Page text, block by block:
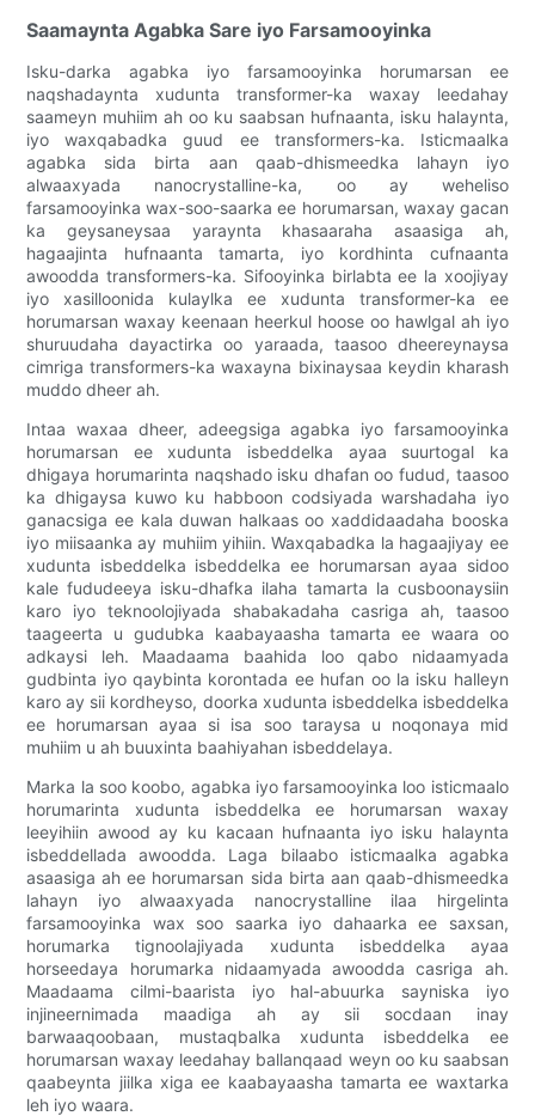
Saamaynta Agabka Sare iyo Farsamooyinka
Isku-darka agabka iyo farsamooyinka horumarsan ee
naqshadaynta xudunta transformer-ka waxay leedahay
saameyn muhiim ah oo ku saabsan hufnaanta, isku halaynta,
iyo waxqabadka guud ee transformers-ka. Isticmaalka
agabka sida birta aan qaab-dhismeedka lahayn iyo
alwaaxyada nanocrystalline-ka, oo ay weheliso
farsamooyinka wax-soo-saarka ee horumarsan, waxay gacan
ka geysaneysaa yaraynta khasaaraha asaasiga ah,
hagaajinta hufnaanta tamarta, iyo kordhinta cufnaanta
awoodda transformers-ka. Sifooyinka birlabta ee la xoojiyay
iyo xasilloonida kulaylka ee xudunta transformer-ka ee
horumarsan waxay keenaan heerkul hoose oo hawlgal ah iyo
shuruudaha dayactirka oo yaraada, taasoo dheereynaysa
cimriga transformers-ka waxayna bixinaysaa keydin kharash
muddo dheer ah.
Intaa waxaa dheer, adeegsiga agabka iyo farsamooyinka
horumarsan ee xudunta isbeddelka ayaa suurtogal ka
dhigaya horumarinta naqshado isku dhafan oo fudud, taasoo
ka dhigaysa kuwo ku habboon codsiyada warshadaha iyo
ganacsiga ee kala duwan halkaas oo xaddidaadaha booska
iyo miisaanka ay muhiim yihiin. Waxqabadka la hagaajiyay ee
xudunta isbeddelka isbeddelka ee horumarsan ayaa sidoo
kale fududeeya isku-dhafka ilaha tamarta la cusboonaysiin
karo iyo teknoolojiyada shabakadaha casriga ah, taasoo
taageerta u gudubka kaabayaasha tamarta ee waara oo
adkaysi leh. Maadaama baahida loo qabo nidaamyada
gudbinta iyo qaybinta korontada ee hufan oo la isku halleyn
karo ay sii kordheyso, doorka xudunta isbeddelka isbeddelka
ee horumarsan ayaa si isa soo taraysa u noqonaya mid
muhiim u ah buuxinta baahiyahan isbeddelaya.
Marka la soo koobo, agabka iyo farsamooyinka loo isticmaalo
horumarinta xudunta isbeddelka ee horumarsan waxay
leeyihiin awood ay ku kacaan hufnaanta iyo isku halaynta
isbeddellada awoodda. Laga bilaabo isticmaalka agabka
asaasiga ah ee horumarsan sida birta aan qaab-dhismeedka
lahayn iyo alwaaxyada nanocrystalline ilaa hirgelinta
farsamooyinka wax soo saarka iyo dahaarka ee saxsan,
horumarka tignoolajiyada xudunta isbeddelka ayaa
horseedaya horumarka nidaamyada awoodda casriga ah.
Maadaama cilmi-baarista iyo hal-abuurka sayniska iyo
injineernimada maadiga ah ay sii socdaan inay
barwaaqoobaan, mustaqbalka xudunta isbeddelka ee
horumarsan waxay leedahay ballanqaad weyn oo ku saabsan
qaabeynta jiilka xiga ee kaabayaasha tamarta ee waxtarka
leh iyo waara.